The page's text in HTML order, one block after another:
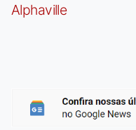
Alphaville